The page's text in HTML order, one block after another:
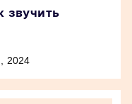
звучить
2024